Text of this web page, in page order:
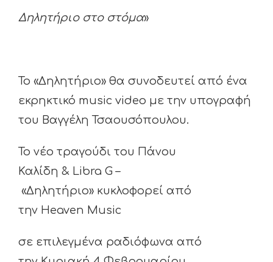
Δηλητήριο στο στόμα»
Το «Δηλητήριο» θα συνοδευτεί από ένα
εκρηκτικό music video με την υπογραφή
του Βαγγέλη Τσαουσόπουλου.
Το νέο τραγούδι του Πάνου
Καλίδη & Libra G –
«Δηλητήριο» κυκλοφορεί από
την Heaven Music
σε επιλεγμένα ραδιόφωνα από